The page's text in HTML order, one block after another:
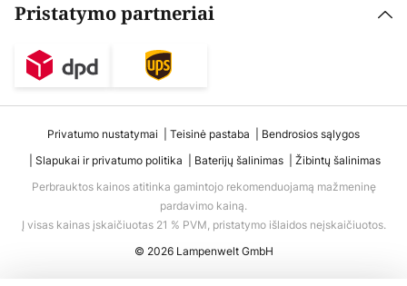
Pristatymo partneriai
Privatumo nustatymai Teisinė pastaba
Bendrosios sąlygos
Slapukai ir privatumo politika
Baterijų šalinimas
Žibintų šalinimas
Perbrauktos kainos atitinka gamintojo rekomenduojamą mažmeninę
pardavimo kainą.
Į visas kainas įskaičiuotas 21 % PVM, pristatymo išlaidos neįskaičiuotos.
© 2026 Lampenwelt GmbH